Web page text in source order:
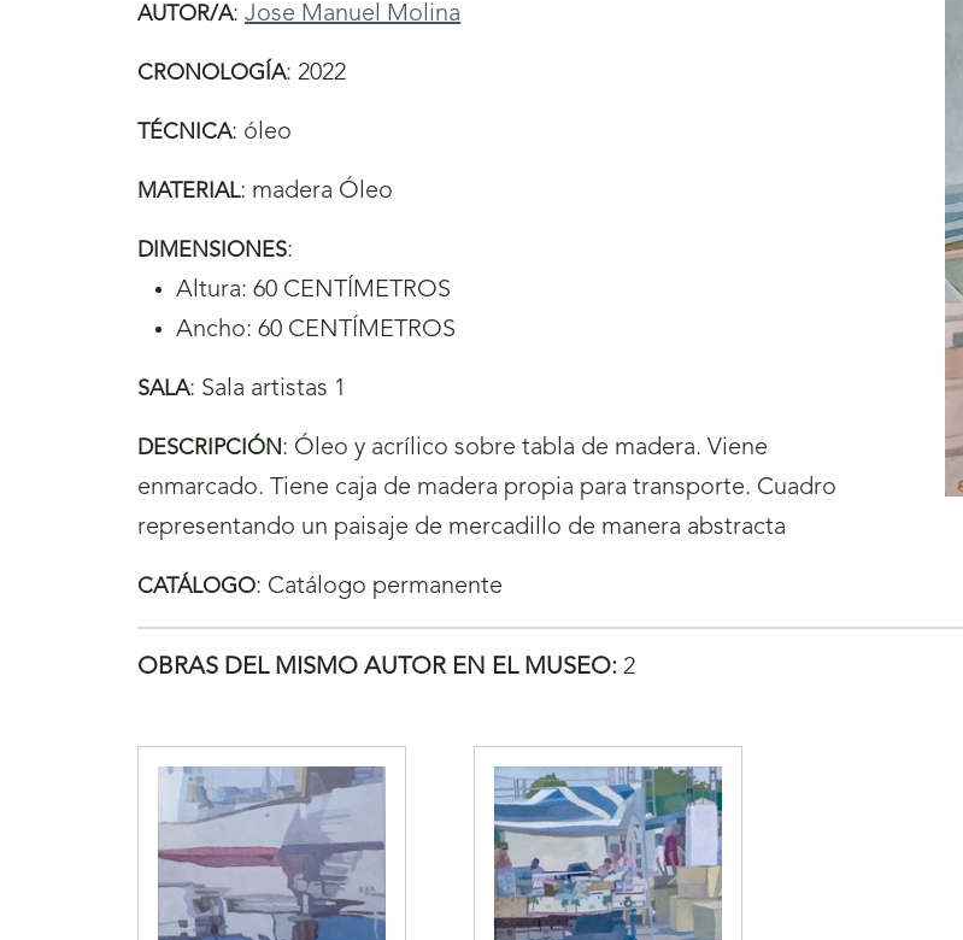
AUTOR/A: Jose Manuel Molina
CRONOLOGÍA: 2022
TÉCNICA: óleo
MATERIAL: madera Óleo
DIMENSIONES:
Altura: 60 CENTÍMETROS
Ancho: 60 CENTÍMETROS
SALA: Sala artistas 1
DESCRIPCIÓN: Óleo y acrílico sobre tabla de madera. Viene
enmarcado. Tiene caja de madera propia para transporte. Cuadro
representando un paisaje de mercadillo de manera abstracta
CATÁLOGO: Catálogo permanente
OBRAS DEL MISMO AUTOR EN EL MUSEO: 2